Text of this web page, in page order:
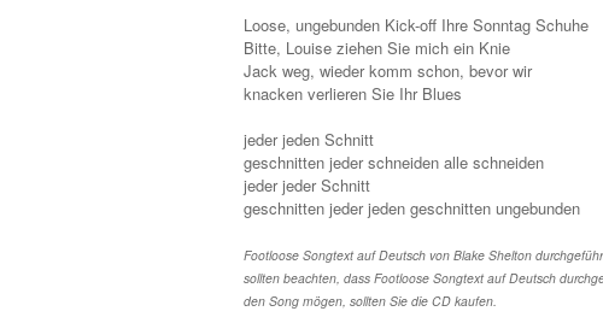
Loose, ungebunden Kick-off Ihre Sonntag Schuhe
Bitte, Louise ziehen Sie mich ein Knie
Jack weg, wieder komm schon, bevor wir
knacken verlieren Sie Ihr Blues
jeder jeden Schnitt
geschnitten jeder schneiden alle schneiden
jeder jeder Schnitt
geschnitten jeder jeden geschnitten ungebunden
Footloose Songtext auf Deutsch von Blake Shelton
sollten beachten, dass Footloose Songtext auf Deutsch
den Song mögen, sollten Sie die CD kaufen.